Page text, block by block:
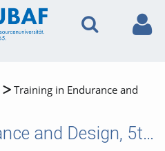
Training in Endurance and
Training in Endurance and Design, 5th lecture